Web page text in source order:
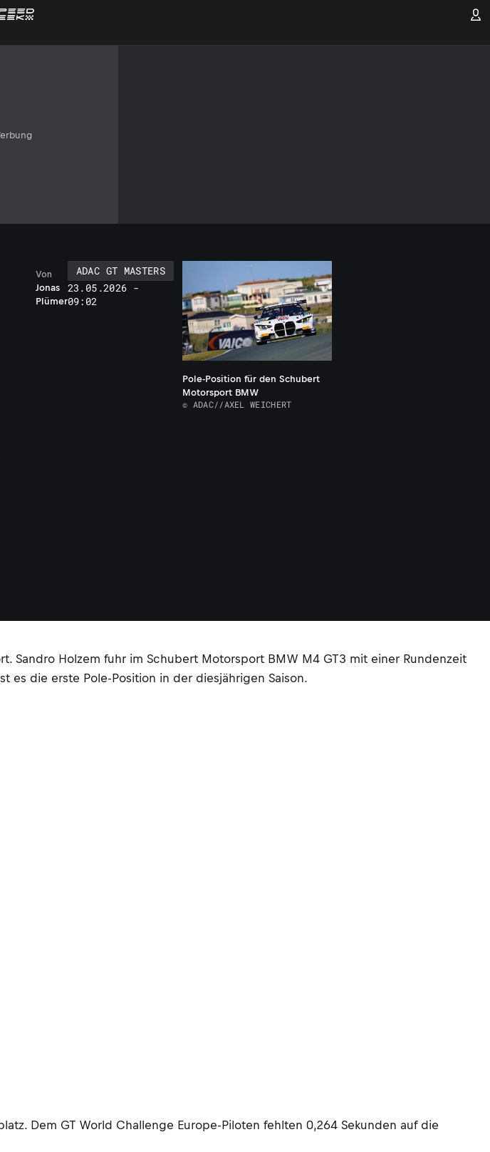
Jonas
Plümer
Von
ADAC GT MASTERS
23.05.2026 -
09:02
Pole-Position für den Schubert
Motorsport BMW
© ADAC//AXEL WEICHERT
Sandro Holzem fuhr im Schubert Motorsport BMW M4 GT3 mit einer Rundenzeit
es die erste Pole-Position in der diesjährigen Saison.
Dem GT World Challenge Europe-Piloten fehlten 0,264 Sekunden auf die